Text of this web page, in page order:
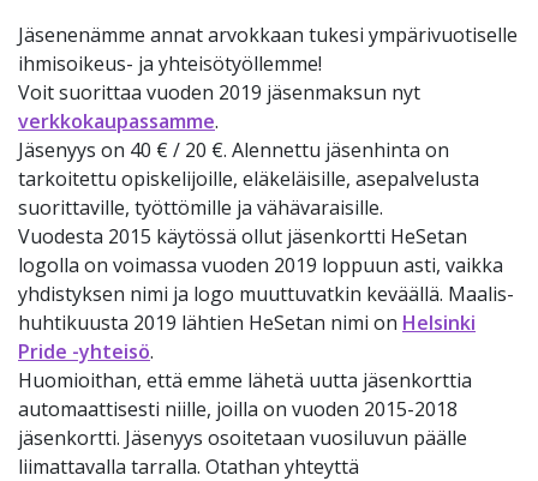
Jäsenenämme annat arvokkaan tukesi ympärivuotiselle
ihmisoikeus- ja yhteisötyöllemme!
Voit suorittaa vuoden 2019 jäsenmaksun nyt
verkkokaupassamme.
Jäsenyys on 40 € / 20 €. Alennettu jäsenhinta on
tarkoitettu opiskelijoille, eläkeläisille, asepalvelusta
suorittaville, työttömille ja vähävaraisille.
Vuodesta 2015 käytössä ollut jäsenkortti HeSetan
logolla on voimassa vuoden 2019 loppuun asti, vaikka
yhdistyksen nimi ja logo muuttuvatkin keväällä. Maalis-
huhtikuusta 2019 lähtien HeSetan nimi on Helsinki
Pride -yhteisö.
Huomioithan, että emme lähetä uutta jäsenkorttia
automaattisesti niille, joilla on vuoden 2015-2018
jäsenkortti. Jäsenyys osoitetaan vuosiluvun päälle
liimattavalla tarralla. Otathan yhteyttä